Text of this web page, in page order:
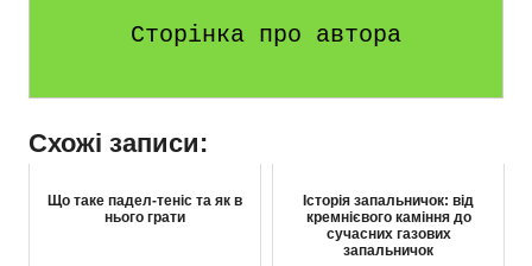
Сторінка про автора
Схожі записи:
Що таке падел-теніс та як в
нього грати
Історія запальничок: від
кремнієвого каміння до
сучасних газових
запальничок